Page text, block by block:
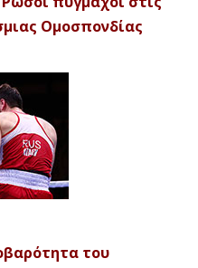
Ομοσπονδίας
του